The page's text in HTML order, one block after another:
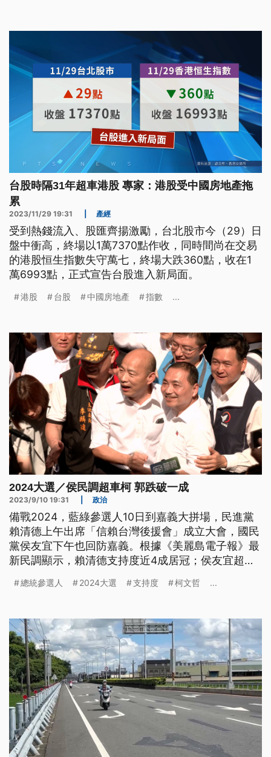
台股時隔31年超車港股 專家：港股受中國房地產拖
累
2023/11/29 19:31 產經
受到熱錢流入、股匯齊揚激勵，台北股市今（29）日
盤中衝高，終場以1萬7370點作收，同時間尚在交易
的港股恒生指數失守萬七，終場大跌360點，收在1
萬6993點，正式宣告台股進入新局面。
港股 台股 中國房地產 指數 ...
2024大選／侯民調超車柯 郭跌破一成
2023/9/10 19:31 政治
備戰2024，藍綠參選人10日到嘉義大拼場，民進黨
賴清德上午出席「信賴台灣後援會」成立大會，國民
黨侯友宜下午也回防嘉義。根據《美麗島電子報》最
新民調顯示，賴清德支持度近4成居冠；侯友宜超車
關鍵在於提出許多讓人民有感的政見。針對外界質疑
北市長了，現在是一般市民而已。
總統參選人 2024大選 支持度 柯文哲 ...